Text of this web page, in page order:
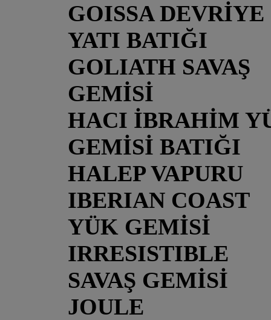
GOISSA DEVRİYE
YATI BATIĞI
GOLIATH SAVAŞ
GEMİSİ
HACI İBRAHİM
GEMİSİ BATIĞI
HALEP VAPURU
IBERIAN COAST
YÜK GEMİSİ
IRRESISTIBLE
SAVAŞ GEMİSİ
JOULE